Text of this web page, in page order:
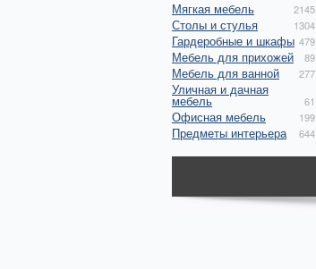
Мягкая мебель 2145
Столы и стулья 1304
Гардеробные и шкафы 479
Мебель для прихожей 89
Мебель для ванной 277
Уличная и дачная
мебель 61
Офисная мебель 199
Предметы интерьера 644